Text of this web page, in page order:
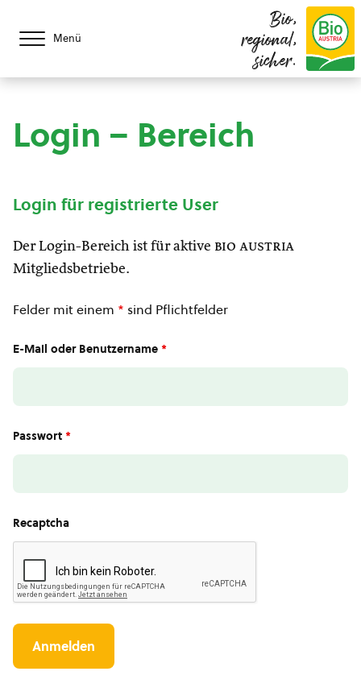
Menü
Bio,
regional,
sicher.
Login – Bereich
Login für registrierte User
Der Login-Bereich ist für aktive bio austria
Mitgliedsbetriebe.
Felder mit einem * sind Pflichtfelder
E-Mail oder Benutzername *
Passwort *
Recaptcha